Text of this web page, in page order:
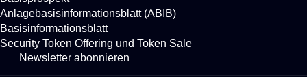
Anlagebasisinformationsblatt (ABIB)
Basisinformationsblatt
Security Token Offering und Token Sale
Newsletter abonnieren